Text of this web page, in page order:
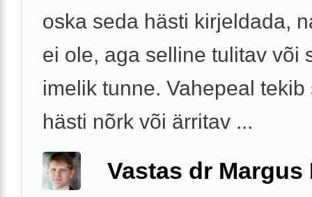
oska seda hästi kirjeldada,
ei ole, aga selline tulitav või
imelik tunne. Vahepeal tekib
hästi nõrk või ärritav ...
Vastas dr Margus